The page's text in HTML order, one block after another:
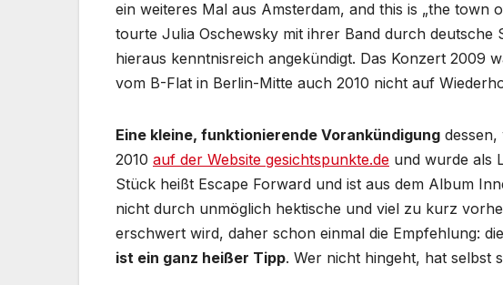
ein weiteres Mal aus Amsterdam, and this is „the town
tourte Julia Oschewsky mit ihrer Band durch
hieraus kenntnisreich angekündigt. Das Konzert 2009
vom B-Flat in Berlin-Mitte auch 2010 nicht auf
Eine kleine, funktionierende Vorankündigung
2010 auf der Website gesichtspunkte.de und wurde als
Stück heißt Escape Forward und ist aus dem Album
nicht durch unmöglich hektische und viel zu kurz
erschwert wird, daher schon einmal die Empfehlung:
ist ein ganz heißer Tipp. Wer nicht hingeht, hat selbst